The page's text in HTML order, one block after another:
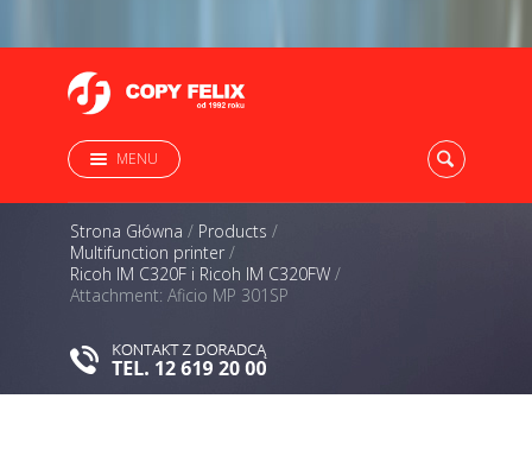
MENU
Strona Główna / Products /
Multifunction printer /
Ricoh IM C320F i Ricoh IM C320FW /
Attachment: Aficio MP 301SP